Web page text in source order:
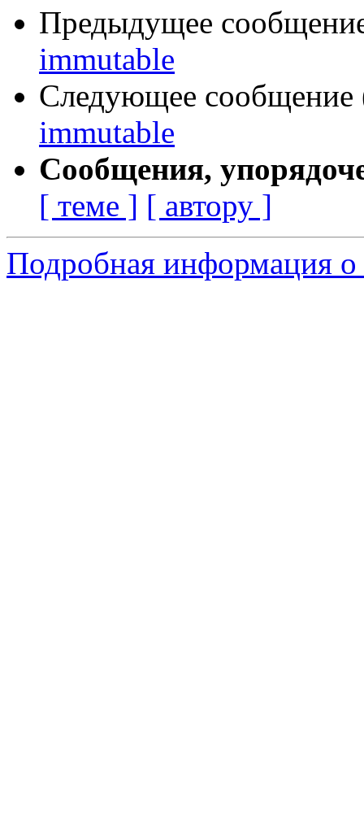
Предыдущее
immutable
Следующее сообщение
immutable
Сообщения,
[ теме ] [ автору ]
Подробная информация